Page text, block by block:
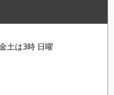
土は3時 日曜